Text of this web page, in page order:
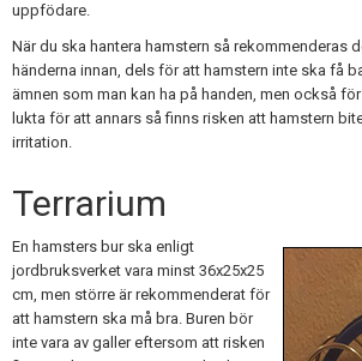
uppfödare.
När du ska hantera hamstern så rekommenderas
händerna innan, dels för att hamstern inte ska få
ämnen som man kan ha på handen, men också
lukta för att annars så finns risken att hamstern
irritation.
Terrarium
En hamsters bur ska enligt
jordbruksverket vara minst 36x25x25
cm, men större är rekommenderat för
att hamstern ska må bra. Buren bör
inte vara av galler eftersom att risken